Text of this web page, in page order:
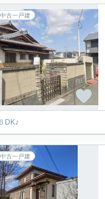
中古一戸建
DK♪
中古一戸建